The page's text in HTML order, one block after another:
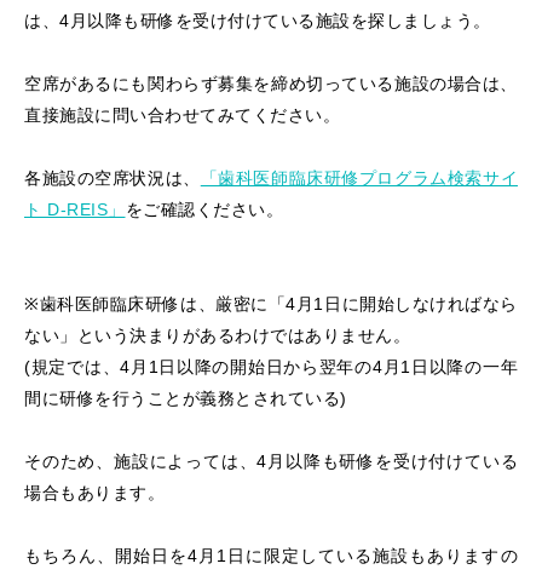
は、4月以降も研修を受け付けている施設を探しましょう。
空席があるにも関わらず募集を締め切っている施設の場合は、
直接施設に問い合わせてみてください。
各施設の空席状況は、
「歯科医師臨床研修プログラム検索サイ
ト D-REIS」 をご確認ください。
※歯科医師臨床研修は、厳密に「4月1日に開始しなければなら
ない」という決まりがあるわけではありません。
(規定では、4月1日以降の開始日から翌年の4月1日以降の一年
間に研修を行うことが義務とされている)
そのため、施設によっては、4月以降も研修を受け付けている
場合もあります。
もちろん、開始日を4月1日に限定している施設もありますの